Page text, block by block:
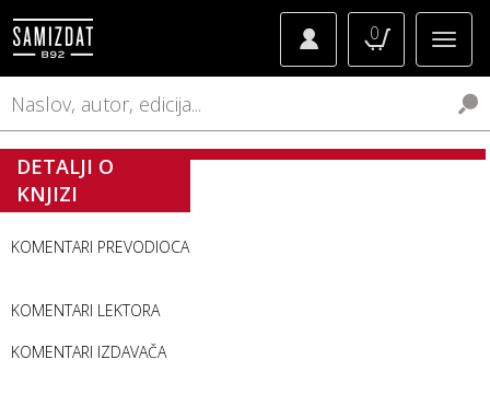
0
DETALJI O
KNJIZI
KOMENTARI PREVODIOCA
KOMENTARI LEKTORA
KOMENTARI IZDAVAČA